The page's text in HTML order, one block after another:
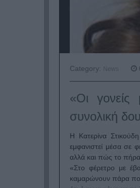
Category: News
«Οι
συνολική
Η Κατερίνα
εμφανιστεί μέσα σε
αλλά και πώς το
«Στο φέρετρο με
καμαρώνουν πάρα